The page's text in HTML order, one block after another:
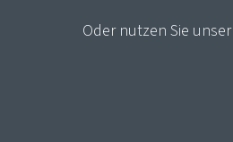
Oder nutzen Sie unser